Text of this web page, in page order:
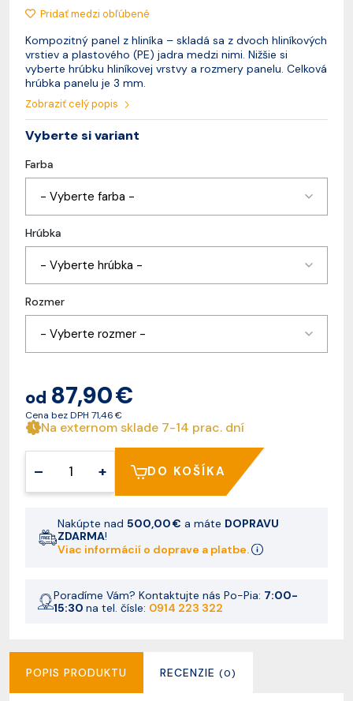
Pridať medzi obľúbené
Kompozitný panel z hliníka – skladá sa z dvoch hliníkových
vrstiev a plastového (PE) jadra medzi nimi. Nižšie si
vyberte hrúbku hliníkovej vrstvy a rozmery panelu. Celková
hrúbka panelu je 3 mm.
Zobraziť celý popis
Vyberte si variant
Farba
- Vyberte farba -
Hrúbka
- Vyberte hrúbka -
Rozmer
- Vyberte rozmer -
od 87,90 €
Cena bez DPH 71,46 €
Na externom sklade 7-14 prac. dní
– + DO KOŠÍKA
Nakúpte nad 500,00 € a máte DOPRAVU
ZDARMA!
Viac informácií o doprave a platbe.
Poradíme Vám? Kontaktujte nás Po-Pia: 7:00-
15:30 na tel. čísle: 0914 223 322
POPIS PRODUKTU RECENZIE (0)